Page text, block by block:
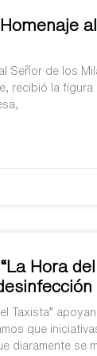
Señor de los
recibió la
Hora
Taxista”
que
diaramente se